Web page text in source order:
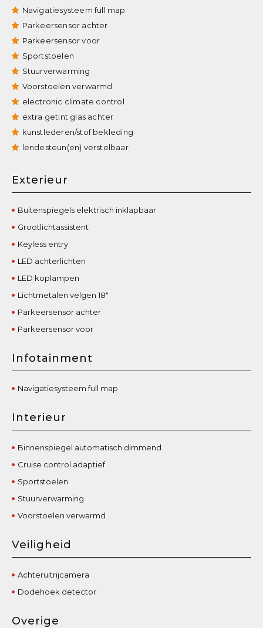
Navigatiesysteem full map
Parkeersensor achter
Parkeersensor voor
Sportstoelen
Stuurverwarming
Voorstoelen verwarmd
electronic climate control
extra getint glas achter
kunstlederen/stof bekleding
lendesteun(en) verstelbaar
Exterieur
Buitenspiegels elektrisch inklapbaar
Grootlichtassistent
Keyless entry
LED achterlichten
LED koplampen
Lichtmetalen velgen 18"
Parkeersensor achter
Parkeersensor voor
Infotainment
Navigatiesysteem full map
Interieur
Binnenspiegel automatisch dimmend
Cruise control adaptief
Sportstoelen
Stuurverwarming
Voorstoelen verwarmd
Veiligheid
Achteruitrijcamera
Dodehoek detector
Overige